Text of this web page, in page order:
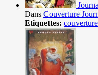
Dans Couverture
Etiquettes: couverture